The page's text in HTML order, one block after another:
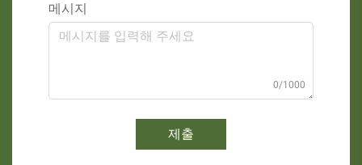
메시지
0/1000
제출